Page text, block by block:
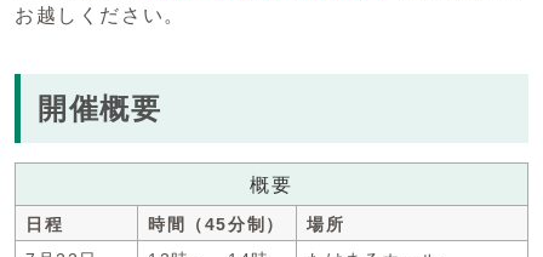
お越しください。
開催概要
概要
日程 時間（45分制）
場所